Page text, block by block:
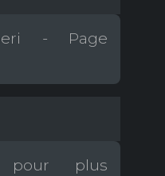
- Page
pour plus